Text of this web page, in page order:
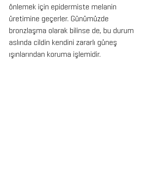
önlemek için epidermiste melanin
üretimine geçerler. Günümüzde
bronzlaşma olarak bilinse de, bu durum
aslında cildin kendini zararlı güneş
ışınlarından koruma işlemidir.